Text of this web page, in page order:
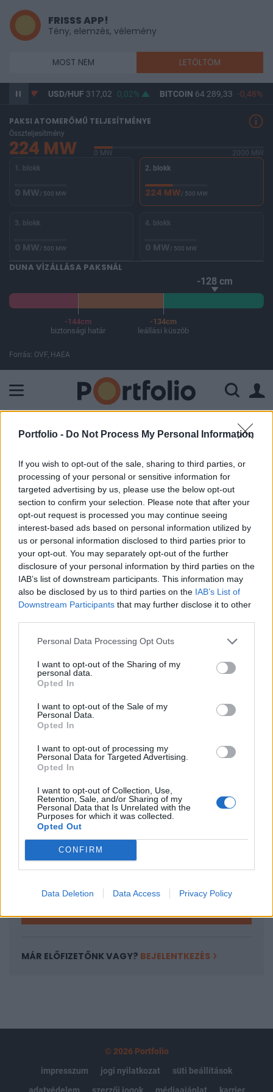
Portfolio - Do Not Process My Personal Information
If you wish to opt-out of the sale, sharing to third parties, or
processing of your personal or sensitive information for
targeted advertising by us, please use the below opt-out
section to confirm your selection. Please note that after your
opt-out request is processed you may continue seeing
interest-based ads based on personal information utilized by
us or personal information disclosed to third parties prior to
your opt-out. You may separately opt-out of the further
disclosure of your personal information by third parties on the
IAB’s list of downstream participants. This information may
also be disclosed by us to third parties on the IAB’s List of
Downstream Participants that may further disclose it to other
Personal Data Processing Opt Outs
I want to opt-out of the Sharing of my
personal data.
Opted In
I want to opt-out of the Sale of my
Personal Data.
Opted In
I want to opt-out of processing my
Personal Data for Targeted Advertising.
Opted In
I want to opt-out of Collection, Use,
Retention, Sale, and/or Sharing of my
Personal Data that Is Unrelated with the
Purposes for which it was collected.
Opted Out
CONFIRM
Data Deletion Data Access Privacy Policy
FRISSS APP!
Tény, elemzés, vélemény
MOST NEM LETÖLTÖM
-0,03% USD/HUF 317,02 0,02% BITCOIN 64 289,33 -0,48%
PAKSI ATOMERŐMŰ TELJESÍTMÉNYE
Összteljesítmény
224 MW 0 MW
2000 MW
1. blokk
0 MW/ 500 MW
2. blokk
224 MW/ 500 MW
3. blokk
0 MW/ 500 MW
4. blokk
0 MW/ 500 MW
DUNA VÍZÁLLÁSA PAKSNÁL
-128 cm
-144cm
biztonsági határ
-134cm
leállási küszöb
Forrás: OVF, HAEA
ELŐFIZETŐI TARTALOM
20 milliárdos alappal tér vissza a
bukott vagyonkezelő
Portfolio
2017. június 02. 09:37
Steve Cohen egy 20 milliárd dolláros alappal akar
visszatérni a piacra, négy évvel azután, hogy egy
bennfentes kereskedési ügy miatt eltiltották a
vagyonkezeléstől.
még kilenc milliárdot akar összegyűjteni külsős
befektetőktől, akiknek a pénzét egészen 2018-ig nem
kezelheti. A portfóliómenedzser egy embere börtönben
landolt a bennfentes kereskedési botrány miatt. Ha
valóban sikerül összerakni 20 milliárd dollárt, ezzel az
Egyesült Államok történelmének legnagyobb vagyonnal...
KEDVES OLVASÓNK!
tartozik, melynek olvasása előfizetéses
regisztrációhoz kötött.
Portfolio.hu teljes cikkarchívum
MÁR ELŐFIZETŐNK VAGY? BEJELENTKEZÉS
© 2026 Portfolio
impresszum
jogi nyilatkozat
süti beállítások
adatvédelem
szerzői jogok médiaajánlat karrier